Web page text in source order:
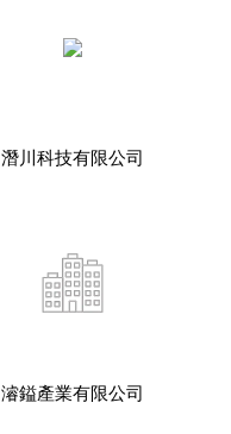
潛川科技有限公司
濬鎰產業有限公司